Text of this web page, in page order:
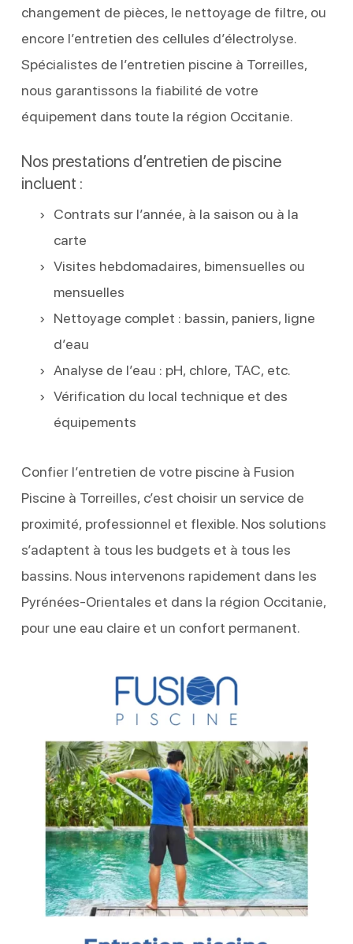
changement de pièces, le nettoyage de filtre, ou
encore l’entretien des cellules d’électrolyse.
Spécialistes de l’entretien piscine à Torreilles,
nous garantissons la fiabilité de votre
équipement dans toute la région Occitanie.
Nos prestations d’entretien de piscine
incluent :
Contrats sur l’année, à la saison ou à la
carte
Visites hebdomadaires, bimensuelles ou
mensuelles
Nettoyage complet : bassin, paniers, ligne
d’eau
Analyse de l’eau : pH, chlore, TAC, etc.
Vérification du local technique et des
équipements
Confier l’entretien de votre piscine à Fusion
Piscine à Torreilles, c’est choisir un service de
proximité, professionnel et flexible. Nos solutions
s’adaptent à tous les budgets et à tous les
bassins. Nous intervenons rapidement dans les
Pyrénées-Orientales et dans la région Occitanie,
pour une eau claire et un confort permanent.